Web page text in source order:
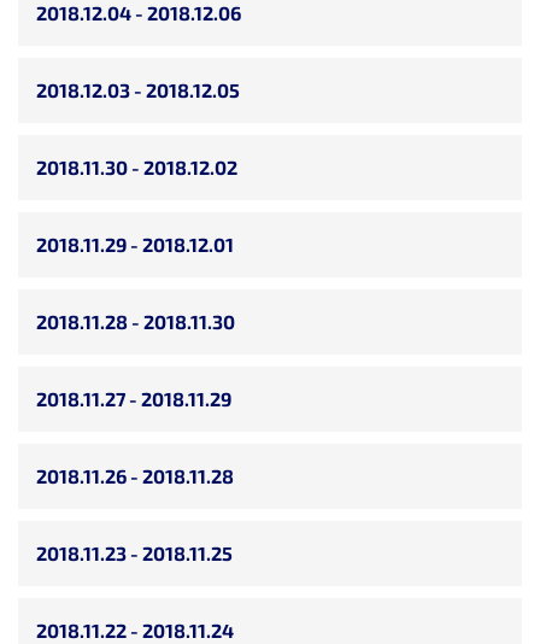
2018.11.22 - 2018.11.24
2018.11.23 - 2018.11.25
2018.11.26 - 2018.11.28
2018.11.27 - 2018.11.29
2018.11.28 - 2018.11.30
2018.11.29 - 2018.12.01
2018.11.30 - 2018.12.02
2018.12.03 - 2018.12.05
2018.12.04 - 2018.12.06